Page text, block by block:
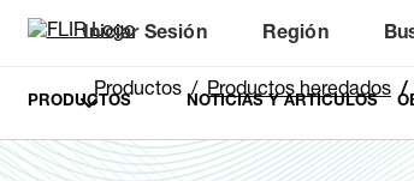
Iniciar Sesión Región
PRODUCTOS NOTICIAS Y ARTÍCULOS
Productos Productos heredados